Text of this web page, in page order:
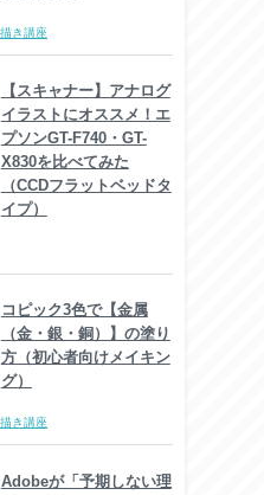
き講座
【スキャナー】アナログ
イラストにオススメ！エ
プソンGT-F740・GT-
X830を比べてみた
（CCDフラットベッドタ
イプ）
コピック3色で【金属
（金・銀・銅）】の塗り
方（初心者向けメイキン
グ）
き講座
Adobeが「予期しない理